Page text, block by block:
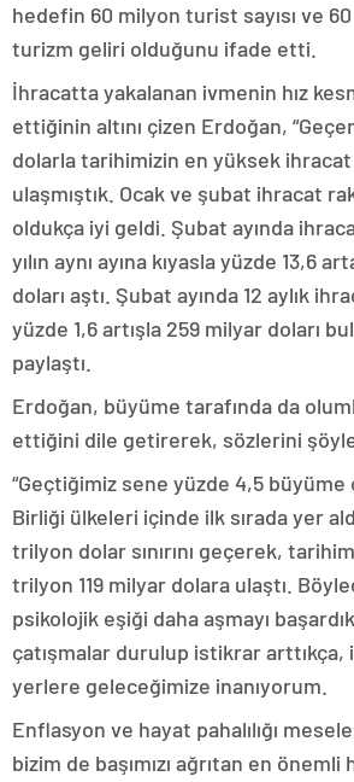
hedefin 60 milyon turist sayısı ve
turizm geliri olduğunu ifade etti.
İhracatta yakalanan ivmenin hız
ettiğinin altını çizen Erdoğan,
dolarla tarihimizin en yüksek ihracat
ulaşmıştık. Ocak ve şubat ihracat
oldukça iyi geldi. Şubat ayında
yılın aynı ayına kıyasla yüzde 13,6
doları aştı. Şubat ayında 12 aylık
yüzde 1,6 artışla 259 milyar doları
paylaştı.
Erdoğan, büyüme tarafında da
ettiğini dile getirerek, sözlerini
“Geçtiğimiz sene yüzde 4,5 büyüme
Birliği ülkeleri içinde ilk sırada yer
trilyon dolar sınırını geçerek,
trilyon 119 milyar dolara ulaştı.
psikolojik eşiği daha aşmayı
çatışmalar durulup istikrar arttıkça,
yerlere geleceğimize inanıyorum.
Enflasyon ve hayat pahalılığı
bizim de başımızı ağrıtan en